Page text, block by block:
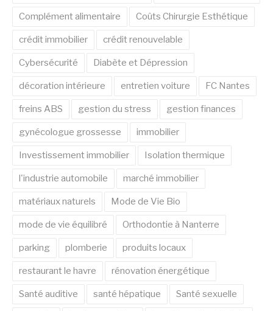
Complément alimentaire Coûts Chirurgie Esthétique
crédit immobilier crédit renouvelable
Cybersécurité Diabète et Dépression
décoration intérieure entretien voiture FC Nantes
freins ABS gestion du stress gestion finances
gynécologue grossesse immobilier
Investissement immobilier Isolation thermique
l'industrie automobile marché immobilier
matériaux naturels Mode de Vie Bio
mode de vie équilibré Orthodontie à Nanterre
parking plomberie produits locaux
restaurant le havre rénovation énergétique
Santé auditive santé hépatique Santé sexuelle